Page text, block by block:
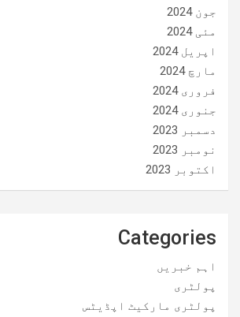
جون 2024
مئی 2024
اپریل 2024
مارچ 2024
فروری 2024
جنوری 2024
دسمبر 2023
نومبر 2023
اکتوبر 2023
Categories
اہم خبریں
پولٹری
پولٹری مارکیٹ اپڈیٹس